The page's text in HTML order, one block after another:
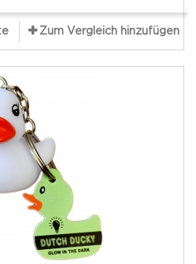
Zum Vergleich hinzufügen